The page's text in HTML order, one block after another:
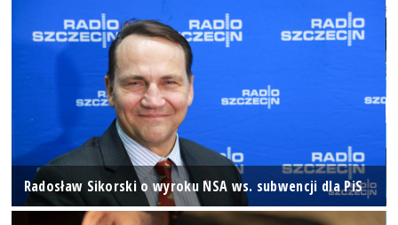
Radosław Sikorski o wyroku NSA ws. subwencji dla PiS